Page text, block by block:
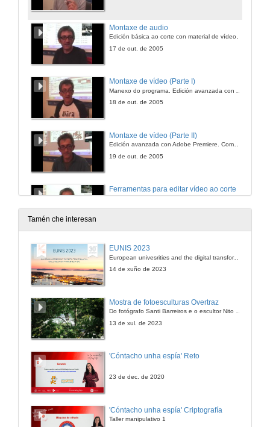
Montaxe de audio
Edición básica ao corte con material de vídeo. Ferramentas de Corte - Transicións - Encadenamento. Navegación polo interfaces
17 de out. de 2005
Montaxe de vídeo (Parte I)
18 de out. de 2005
Montaxe de vídeo (Parte II)
Edición avanzada con Adobe Premiere. Composición de múltiples capas. Sinais: Bacgrand, Matte, Fill
19 de out. de 2005
Ferramentas para editar vídeo ao corte
Transicións simples e efectos. Exemplos sobre o uso de multicapa. Control de volumes. Efectos e transicións do audio. Funcionamento do mezclador. Ex
24 de out. de 2005
Fundamentos de edición de vídeo
Equipamento de producción de vídeo
Tamén che interesan
EUNIS 2023
European univesrities and the digital transformation: challenges and opportunities ahead
14 de xuño de 2023
Mostra de fotoesculturas Overtraz
Do fotógrafo Santi Barreiros e o escultor Nito Contreras.
13 de xul. de 2023
'Cóntacho unha espía' Reto
23 de dec. de 2020
'Cóntacho unha espía' Criptografía
Taller manipulativo 1